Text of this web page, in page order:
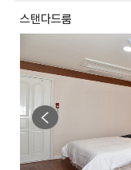
스탠다드룸